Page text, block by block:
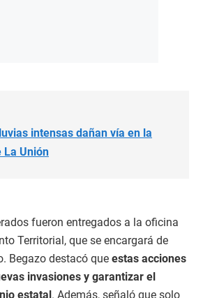
intensas dañan vía en la
La Unión
fueron entregados a la oficina
Territorial, que se encargará de
Begazo destacó que estas acciones
invasiones y garantizar el
estatal. Además, señaló que solo